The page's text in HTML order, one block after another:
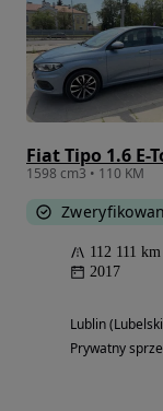
Fiat Tipo 1.6 E-
1598 cm3 • 110 KM
112 111 km
2017
Lublin
Prywatny